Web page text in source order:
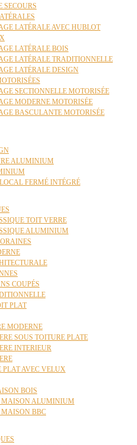
LATÉRALE AVEC HUBLOT
LATÉRALE BOIS
LATÉRALE TRADITIONNELLE
LATÉRALE DESIGN
SECTIONNELLE MOTORISÉE
MODERNE MOTORISÉE
BASCULANTE MOTORISÉE
ALUMINIUM
FERMÉ INTÉGRÉ
TOIT VERRE
ALUMINIUM
COUPÉS
PLAT
MODERNE
SOUS TOITURE PLATE
INTERIEUR
PLAT AVEC VELUX
BOIS
MAISON ALUMINIUM
BBC